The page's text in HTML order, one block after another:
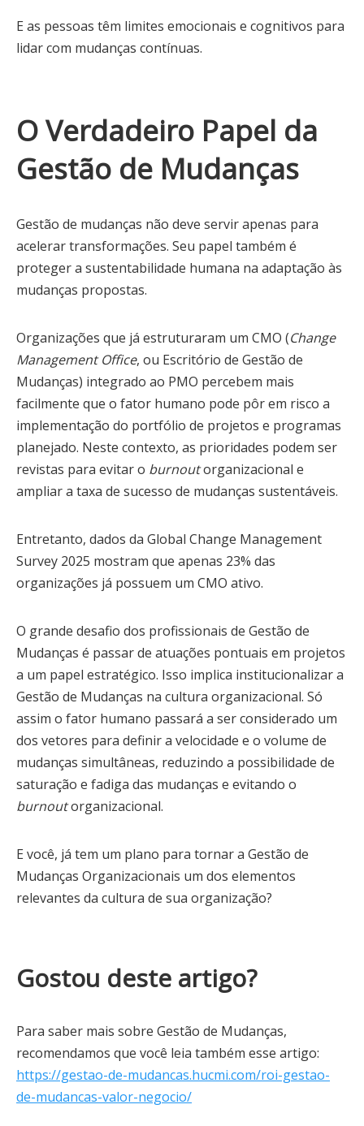
E as pessoas têm limites emocionais e cognitivos para
lidar com mudanças contínuas.
O Verdadeiro Papel da
Gestão de Mudanças
Gestão de mudanças não deve servir apenas para
acelerar transformações. Seu papel também é
proteger a sustentabilidade humana na adaptação às
mudanças propostas.
Organizações que já estruturaram um CMO (Change
Management Office, ou Escritório de Gestão de
Mudanças) integrado ao PMO percebem mais
facilmente que o fator humano pode pôr em risco a
implementação do portfólio de projetos e programas
planejado. Neste contexto, as prioridades podem ser
revistas para evitar o burnoutorganizacional e
ampliar a taxa de sucesso de mudanças sustentáveis.
Entretanto, dados da Global Change Management
Survey 2025 mostram que apenas 23% das
organizações já possuem um CMO ativo.
O grande desafio dos profissionais de Gestão de
Mudanças é passar de atuações pontuais em projetos
a um papel estratégico. Isso implica institucionalizar a
Gestão de Mudanças na cultura organizacional. Só
assim o fator humano passará a ser considerado um
dos vetores para definir a velocidade e o volume de
mudanças simultâneas, reduzindo a possibilidade de
saturação e fadiga das mudanças e evitando o
burnoutorganizacional.
E você, já tem um plano para tornar a Gestão de
Mudanças Organizacionais um dos elementos
relevantes da cultura de sua organização?
Gostou deste artigo?
Para saber mais sobre Gestão de Mudanças,
recomendamos que você leia também esse artigo:
https://gestao-de-mudancas.hucmi.com/roi-gestao-
de-mudancas-valor-negocio/